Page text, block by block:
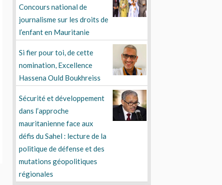
Concours national de
journalisme sur les droits de
l’enfant en Mauritanie
Si fier pour toi, de cette
nomination, Excellence
Hassena Ould Boukhreiss
Sécurité et développement
dans l’approche
mauritanienne face aux
défis du Sahel : lecture de la
politique de défense et des
mutations géopolitiques
régionales